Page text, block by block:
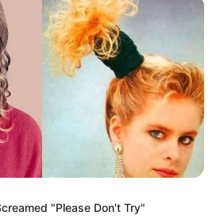
"Please Don't Try"